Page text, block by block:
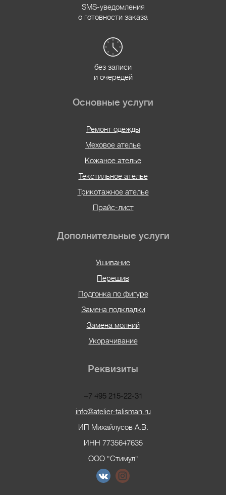
SMS-уведомления
о готовности заказа
без записи
и очередей
Основные услуги
Ремонт одежды
Меховое ателье
Кожаное ателье
Текстильное ателье
Трикотажное ателье
Прайс-лист
Дополнительные услуги
Ушивание
Перешив
Подгонка по фигуре
Замена подкладки
Замена молний
Укорачивание
Реквизиты
+7 495 215-22-31
info@atelier-talisman.ru
ИП Михайлусов А.В.
ИНН 7735647635
ООО "Стимул"